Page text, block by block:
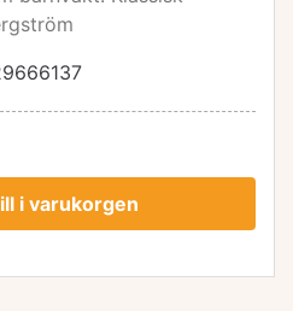
i varukorgen